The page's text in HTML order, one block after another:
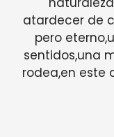
atardecer de
pero
sentidos,una
rodea,en este